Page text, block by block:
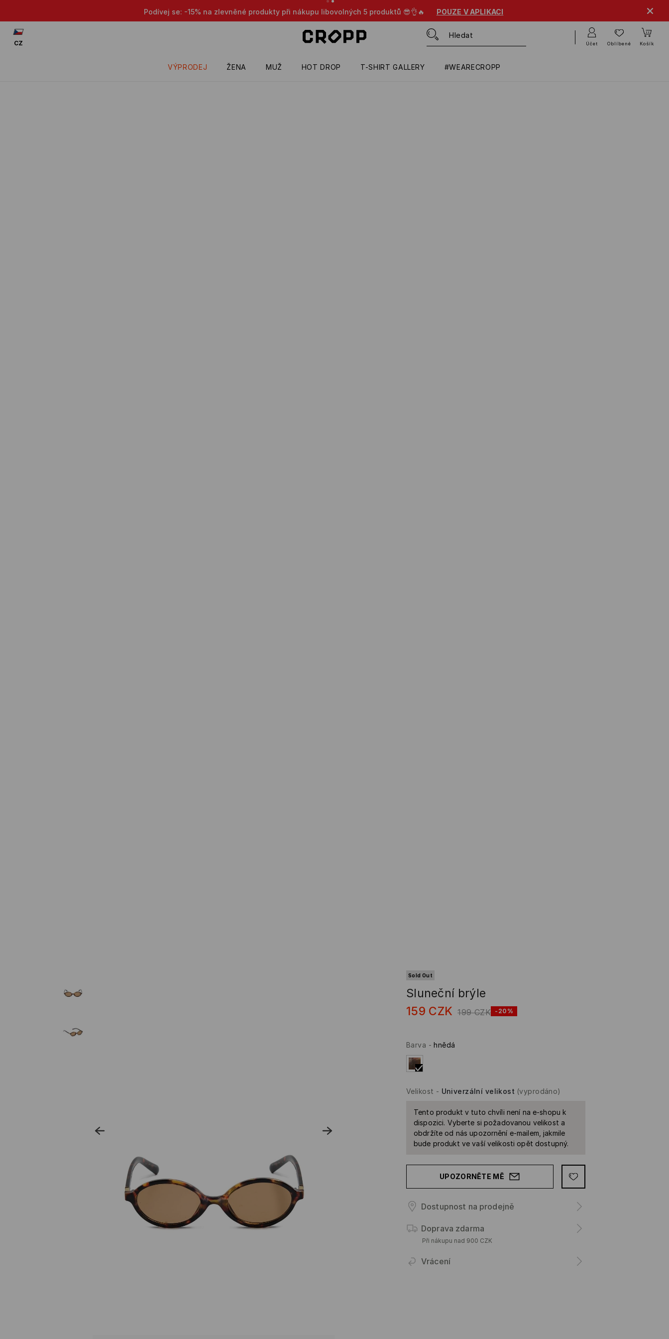
Podívej se: -15% na zlevněné produkty při nákupu libovolných 5 produktů 😎👌🔥 POUZE V APLIKACI
VÝPRODEJ ŽENA MUŽ HOT DROP T-SHIRT GALLERY #WEARECROPP
CZ Účet Oblíbené Košík
Sold Out
Sluneční brýle
159 CZK 199 CZK -20%
Barva -hnědá
Velikost - Univerzální velikost (vyprodáno)
Tento produkt v tuto chvíli není na e-shopu k
dispozici. Vyberte si požadovanou velikost a
obdržíte od nás upozornění e-mailem, jakmile
bude produkt ve vaší velikosti opět dostupný.
UPOZORNĚTE MĚ
Dostupnost na prodejně
Doprava zdarma
Při nákupu nad 900 CZK
Vrácení